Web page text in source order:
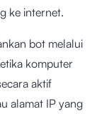
ke internet.
bot melalui
komputer
aktif
alamat IP yang